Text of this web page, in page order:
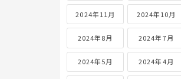
2024年11月 2024年10月
2024年8月 2024年7月
2024年5月 2024年4月